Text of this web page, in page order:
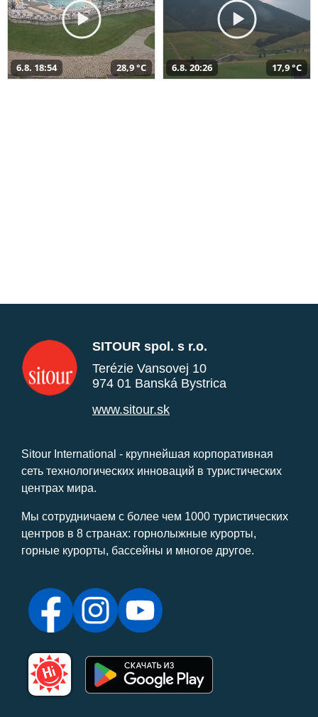
6.8. 18:54 28,9 °C 6.8. 20:26 17,9 °C
SITOUR spol. s r.o.
Terézie Vansovej 10
974 01 Banská Bystrica
www.sitour.sk
Sitour International - крупнейшая корпоративная
сеть технологических инноваций в туристических
центрах мира.
Мы сотрудничаем с более чем 1000 туристических
центров в 8 странах: горнолыжные курорты,
горные курорты, бассейны и многое другое.